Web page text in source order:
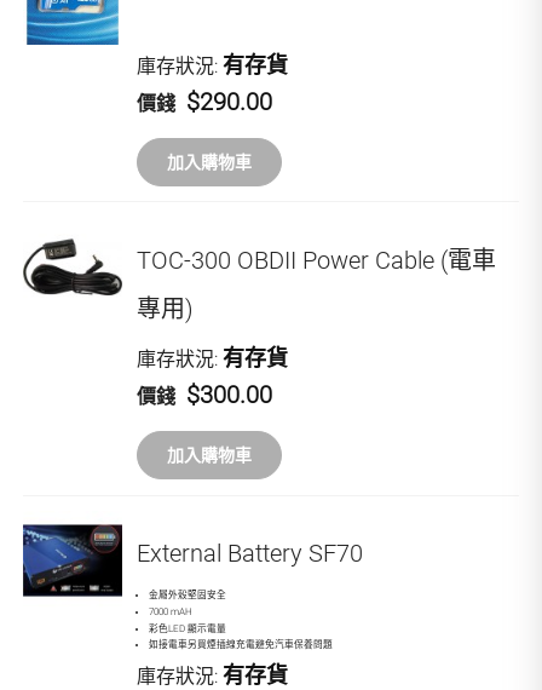
庫存狀況: 有存貨
價錢 $290.00
加入購物車
TOC-300 OBDII Power Cable (電車
專用)
庫存狀況: 有存貨
價錢 $300.00
加入購物車
External Battery SF70
金屬外殼堅固安全
7000 mAH
彩色LED 顯示電量
如接電車另買煙插線充電避免汽車保養問題
庫存狀況: 有存貨